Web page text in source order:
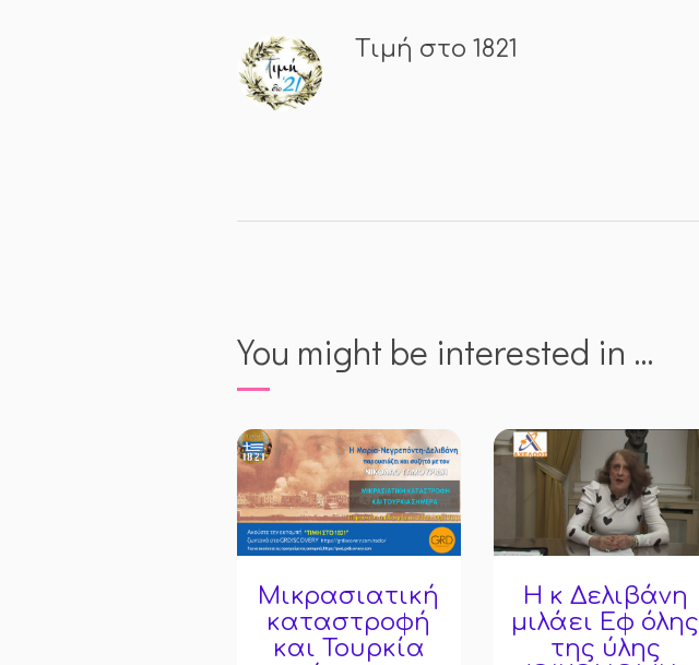
Τιμή στο 1821
You might be interested in …
Mικρασιατική
καταστροφή
και Τουρκία
Η κ Δελιβάνη
μιλάει Εφ όλης
της ύλης